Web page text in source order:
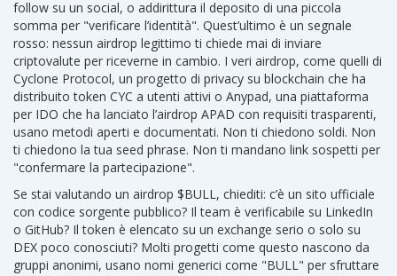
follow su un social, o addirittura il deposito di una piccola
somma per "verificare l’identità". Quest’ultimo è un segnale
rosso: nessun airdrop legittimo ti chiede mai di inviare
criptovalute per riceverne in cambio. I veri airdrop, come quelli di
Cyclone Protocol, un progetto di privacy su blockchain che ha
distribuito token CYC a utenti attivi o Anypad, una piattaforma
per IDO che ha lanciato l’airdrop APAD con requisiti trasparenti,
usano metodi aperti e documentati. Non ti chiedono soldi. Non
ti chiedono la tua seed phrase. Non ti mandano link sospetti per
"confermare la partecipazione".
Se stai valutando un airdrop $BULL, chiediti: c’è un sito ufficiale
con codice sorgente pubblico? Il team è verificabile su LinkedIn
o GitHub? Il token è elencato su un exchange serio o solo su
DEX poco conosciuti? Molti progetti come questo nascono da
gruppi anonimi, usano nomi generici come "BULL" per sfruttare